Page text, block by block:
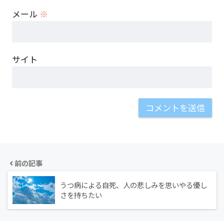
メール ※
サイト
前の記事
うつ病による自死、人の悲しみを思いやる優し
さを持ちたい